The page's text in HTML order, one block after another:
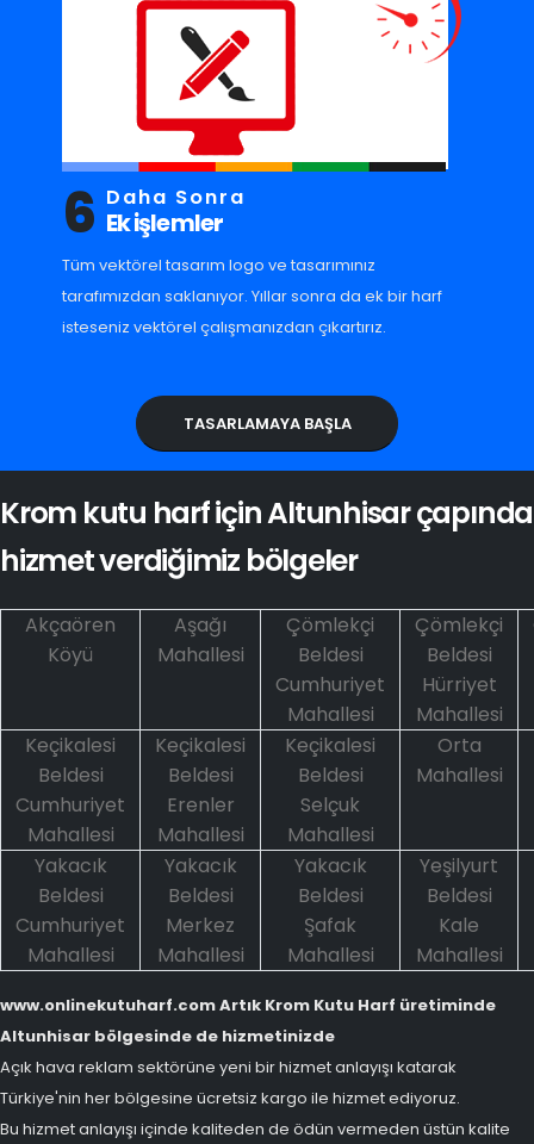
6 Daha Sonra
Ek işlemler
Tüm vektörel tasarım logo ve tasarımınız
tarafımızdan saklanıyor. Yıllar sonra da ek bir harf
isteseniz vektörel çalışmanızdan çıkartırız.
TASARLAMAYA BAŞLA
Krom kutu harf için Altunhisar çapında
hizmet verdiğimiz bölgeler
Akçaören
Köyü
Aşağı
Mahallesi
Çömlekçi
Beldesi
Cumhuriyet
Mahallesi
Çömlekçi
Beldesi
Hürriyet
Mahallesi
Keçikalesi
Beldesi
Cumhuriyet
Mahallesi
Keçikalesi
Beldesi
Erenler
Mahallesi
Keçikalesi
Beldesi
Selçuk
Mahallesi
Orta
Mahallesi
Yakacık
Beldesi
Cumhuriyet
Mahallesi
Yakacık
Beldesi
Merkez
Mahallesi
Yakacık
Beldesi
Şafak
Mahallesi
Yeşilyurt
Beldesi
Kale
Mahallesi
www.onlinekutuharf.com Artık Krom Kutu Harf üretiminde
Altunhisar bölgesinde de hizmetinizde
Açık hava reklam sektörüne yeni bir hizmet anlayışı katarak
Türkiye'nin her bölgesine ücretsiz kargo ile hizmet ediyoruz.
Bu hizmet anlayışı içinde kaliteden de ödün vermeden üstün kalite